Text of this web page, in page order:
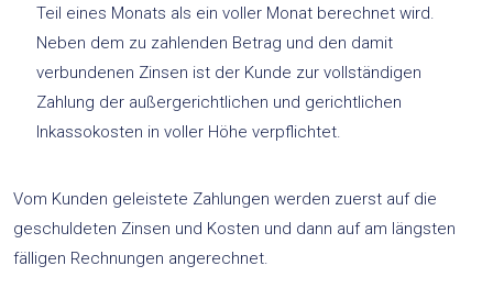
Teil eines Monats als ein voller Monat berechnet wird.
Neben dem zu zahlenden Betrag und den damit
verbundenen Zinsen ist der Kunde zur vollständigen
Zahlung der außergerichtlichen und gerichtlichen
Inkassokosten in voller Höhe verpflichtet.
Vom Kunden geleistete Zahlungen werden zuerst auf die
geschuldeten Zinsen und Kosten und dann auf am längsten
fälligen Rechnungen angerechnet.